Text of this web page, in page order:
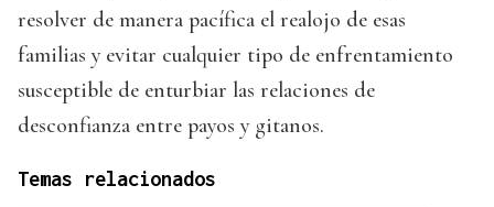
resolver de manera pacífica el realojo de esas
familias y evitar cualquier tipo de enfrentamiento
susceptible de enturbiar las relaciones de
desconfianza entre payos y gitanos.
Temas relacionados